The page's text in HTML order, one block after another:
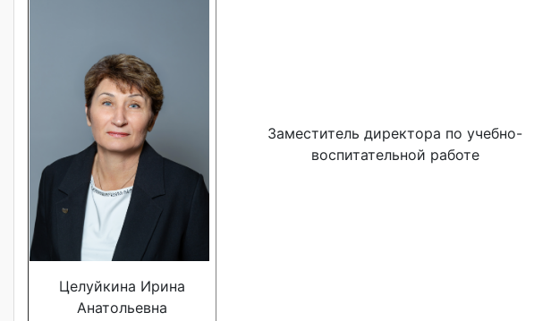
Целуйкина Ирина
Анатольевна
Заместитель директора по учебно-
воспитательной работе